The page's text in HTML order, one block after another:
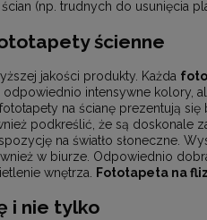
(np. trudnych do usunięcia
ścienne
jakości produkty. Każda
intensywne kolory,
na ścianę prezentują
podkreślić, że są doskonale
na światło słoneczne.
w biurze. Odpowiednio
wnętrza.
Fototapeta na
i nie tylko